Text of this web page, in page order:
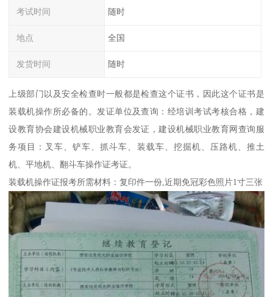
考试时间 随时
地点 全国
发货时间 随时
上级部门以及安全检查时一般都是检查这个证书，因此这个证书是
装载机操作所必备的。发证单位及查询：经培训考试考核合格，建
设教育协会建设机械职业教育会发证，建设机械职业教育网查询服
务项目：叉车、铲车、抓斗车、装载车、挖掘机、压路机、推土
机、平地机、翻斗车操作证考证。
装载机操作证报考所需材料：复印件一份,近期免冠彩色照片1寸三张